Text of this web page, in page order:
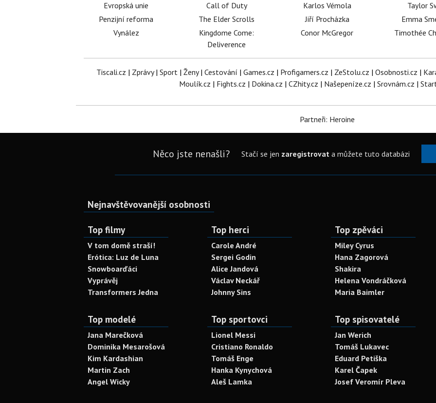
Evropská unie
Penzijní reforma
Vynález
Call of Duty
The Elder Scrolls
Kingdome Come:
Deliverence
Karlos Vémola
Jiří Procházka
Conor McGregor
Taylor
Emma
Timothée
Tiscali.cz | Zprávy| Sport| Ženy| Cestování | Games.cz | Profigamers.cz | ZeStolu.cz | Osobnosti.cz |
Moulík.cz | Fights.cz | Dokina.cz | CZhity.cz | Našepeníze.cz | Srovnám.cz |
Partneři: Heroine
Něco jste nenašli? Stačí se jen zaregistrovata můžete tuto databázi
Nejnavštěvovanější osobnosti
Top filmy
V tom domě straší!
Erótica: Luz de Luna
Snowboarďáci
Vyprávěj
Transformers Jedna
Top herci
Carole André
Sergei Godin
Alice Jandová
Václav Neckář
Johnny Sins
Top zpěváci
Miley Cyrus
Hana Zagorová
Shakira
Helena Vondráčková
Maria Baimler
Top modelé
Jana Marečková
Dominika Mesarošová
Kim Kardashian
Martin Zach
Angel Wicky
Top sportovci
Lionel Messi
Cristiano Ronaldo
Tomáš Enge
Hanka Kynychová
Aleš Lamka
Top spisovatelé
Jan Werich
Tomáš Lukavec
Eduard Petiška
Karel Čapek
Josef Veromír Pleva